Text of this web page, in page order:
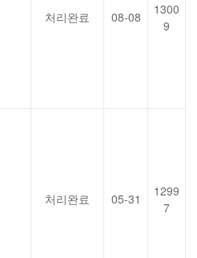
처리완료 08-08
1300
9
처리완료 05-31
1299
7